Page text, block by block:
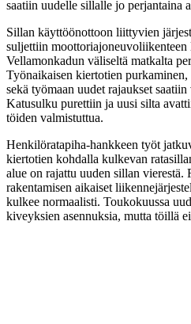
saatiin uudelle sillalle jo perjantaina
Sillan käyttöönottoon liittyvien
suljettiin
Vellamonkadun väliseltä matkalta
Työnaikaisen kiertotien
sekä työmaan uudet rajaukset
Katusulku purettiin ja uusi silta
töiden valmistuttua.
Henkilöratapiha-hankkeen työt
kiertotien kohdalla kulkevan
alue on rajattu uuden sillan vierestä.
rakentamisen aikaiset
kulkee normaalisti. Toukokuussa
kiveyksien asennuksia, mutta töillä